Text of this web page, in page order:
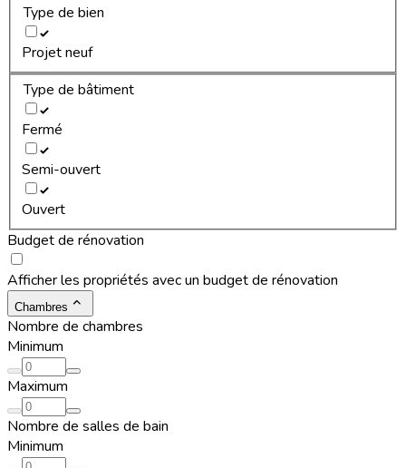
Type de bien
Projet neuf
Type de bâtiment
Fermé
Semi-ouvert
Ouvert
Budget de rénovation
Afficher les propriétés avec un budget de rénovation
Chambres
Nombre de chambres
Minimum
Maximum
Nombre de salles de bain
Minimum